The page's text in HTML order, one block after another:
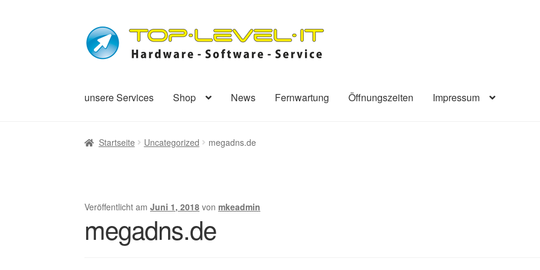
unsere Services Shop News Fernwartung Öffnungszeiten Impressum
Startseite Uncategorized megadns.de
Veröffentlicht amJuni 1, 2018 vonmkeadmin
megadns.de